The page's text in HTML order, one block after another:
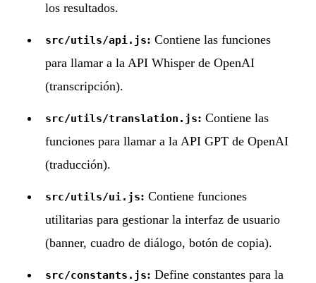
los resultados.
src/utils/api.js: Contiene las funciones
para llamar a la API Whisper de OpenAI
(transcripción).
src/utils/translation.js: Contiene las
funciones para llamar a la API GPT de OpenAI
(traducción).
src/utils/ui.js: Contiene funciones
utilitarias para gestionar la interfaz de usuario
(banner, cuadro de diálogo, botón de copia).
src/constants.js: Define constantes para la